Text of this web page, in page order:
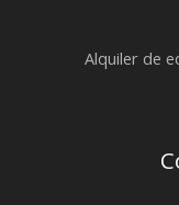
Alquiler de